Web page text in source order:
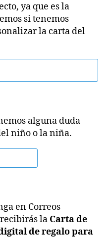
ya que es la
si tenemos
la carta del
alguna duda
niño o la niña.
en Correos
la Carta de
de regalo para